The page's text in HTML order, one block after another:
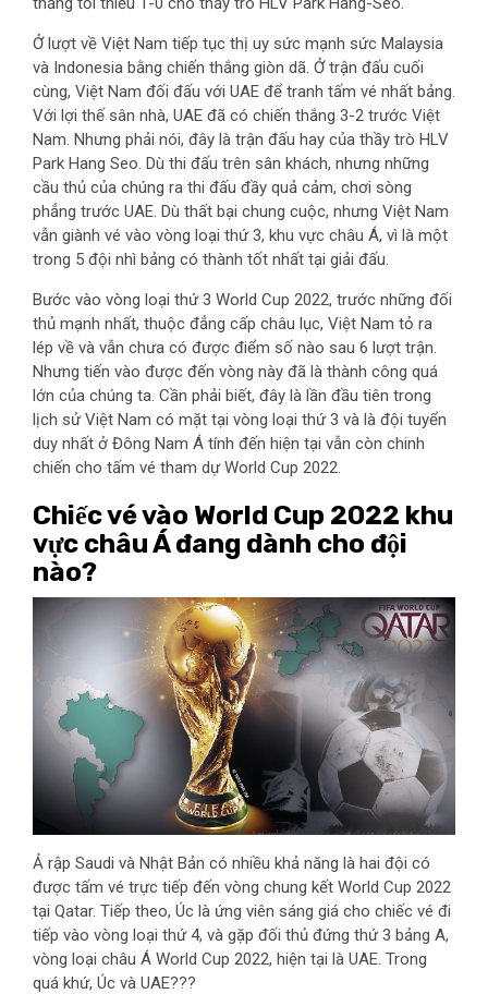
Ở lượt về Việt Nam tiếp tục thị uy sức mạnh sức Malaysia
và Indonesia bằng chiến thắng giòn dã. Ở trận đấu cuối
cùng, Việt Nam đối đấu với UAE để tranh tấm vé nhất bảng.
Với lợi thế sân nhà, UAE đã có chiến thắng 3-2 trước Việt
Nam. Nhưng phải nói, đây là trận đấu hay của thầy trò HLV
Park Hang Seo. Dù thi đấu trên sân khách, nhưng những
cầu thủ của chúng ra thi đấu đầy quả cảm, chơi sòng
phẳng trước UAE. Dù thất bại chung cuộc, nhưng Việt Nam
vẫn giành vé vào vòng loại thứ 3, khu vực châu Á, vì là một
trong 5 đội nhì bảng có thành tốt nhất tại giải đấu.
Bước vào vòng loại thứ 3 World Cup 2022, trước những đối
thủ mạnh nhất, thuộc đẳng cấp châu lục, Việt Nam tỏ ra
lép về và vẫn chưa có được điểm số nào sau 6 lượt trận.
Nhưng tiến vào được đến vòng này đã là thành công quá
lớn của chúng ta. Cần phải biết, đây là lần đầu tiên trong
lịch sử Việt Nam có mặt tại vòng loại thứ 3 và là đội tuyển
duy nhất ở Đông Nam Á tính đến hiện tại vẫn còn chinh
chiến cho tấm vé tham dự World Cup 2022.
Chiếc vé vào World Cup 2022 khu
vực châu Á đang dành cho đội
nào?
Ả rập Saudi và Nhật Bản có nhiều khả năng là hai đội có
được tấm vé trực tiếp đến vòng chung kết World Cup 2022
tại Qatar. Tiếp theo, Úc là ứng viên sáng giá cho chiếc vé đi
tiếp vào vòng loại thứ 4, và gặp đối thủ đứng thứ 3 bảng A,
vòng loại châu Á World Cup 2022, hiện tại là UAE. Trong
quá khứ, Úc và UAE???